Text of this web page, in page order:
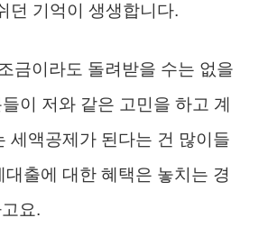
던 기억이 생생합니다.
금이라도 돌려받을 수는 없을
이 저와 같은 고민을 하고 계
세액공제가 된다는 건 많이들
출에 대한 혜택은 놓치는 경
요.